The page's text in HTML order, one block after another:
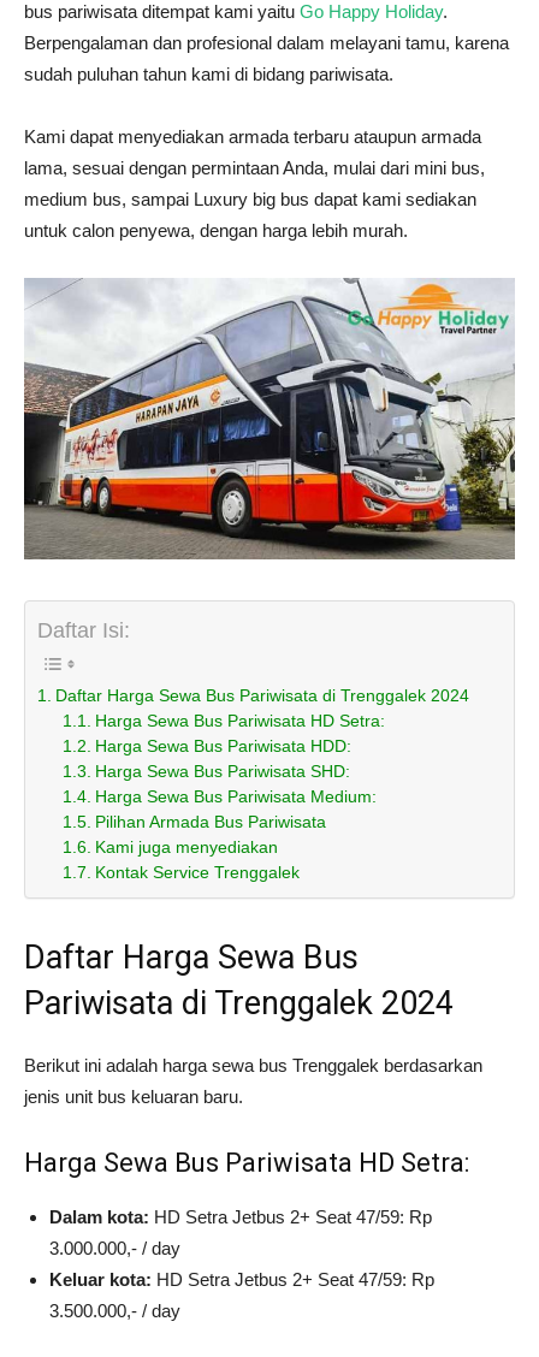
bus pariwisata ditempat kami yaitu Go Happy Holiday.
Berpengalaman dan profesional dalam melayani tamu, karena
sudah puluhan tahun kami di bidang pariwisata.
Kami dapat menyediakan armada terbaru ataupun armada
lama, sesuai dengan permintaan Anda, mulai dari mini bus,
medium bus, sampai Luxury big bus dapat kami sediakan
untuk calon penyewa, dengan harga lebih murah.
Daftar Isi:
Daftar Harga Sewa Bus Pariwisata di Trenggalek 2024
Harga Sewa Bus Pariwisata HD Setra:
Harga Sewa Bus Pariwisata HDD:
Harga Sewa Bus Pariwisata SHD:
Harga Sewa Bus Pariwisata Medium:
Pilihan Armada Bus Pariwisata
Kami juga menyediakan
Kontak Service Trenggalek
Daftar Harga Sewa Bus
Pariwisata di Trenggalek 2024
Berikut ini adalah harga sewa bus Trenggalek berdasarkan
jenis unit bus keluaran baru.
Harga Sewa Bus Pariwisata HD Setra:
Dalam kota: HD Setra Jetbus 2+ Seat 47/59: Rp
3.000.000,- / day
Keluar kota: HD Setra Jetbus 2+ Seat 47/59: Rp
3.500.000,- / day